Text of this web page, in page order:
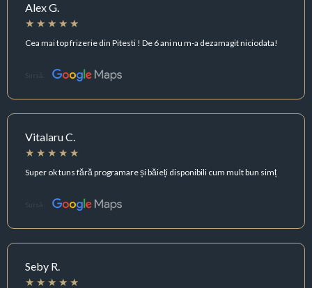
Alex G.
Cea mai top frizerie din Pitesti ! De 6 ani nu m-a dezamagit niciodata!
Sursă:
Vitalaru C.
Super ok tuns fără programare și băieți disponibili cum mult bun simț
Sursă:
Seby R.